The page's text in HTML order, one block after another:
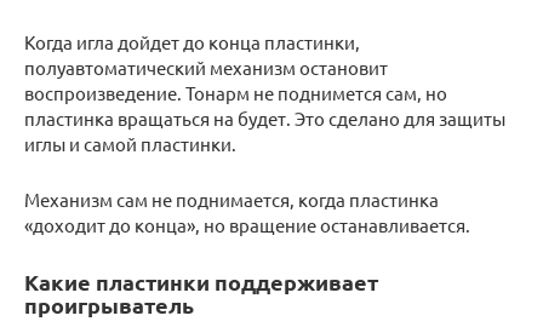
Когда игла дойдет до конца пластинки,
полуавтоматический механизм остановит
воспроизведение. Тонарм не поднимется сам, но
пластинка вращаться на будет. Это сделано для защиты
иглы и самой пластинки.
Механизм сам не поднимается, когда пластинка
«доходит до конца», но вращение останавливается.
Какие пластинки поддерживает
проигрыватель